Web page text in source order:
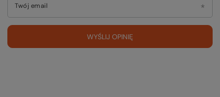
Twój email
WYŚLIJ OPINIĘ